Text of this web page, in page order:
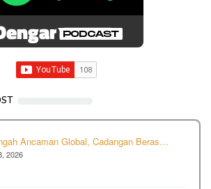
Ancaman Global, Cadangan Beras…
2026